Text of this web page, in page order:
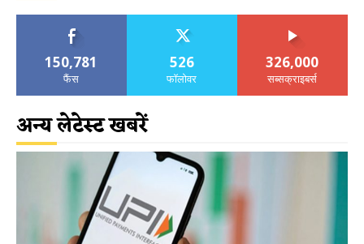
150,781
फैंस
526
फॉलोवर
326,000
सब्सक्राइबर्स
अन्य लेटेस्ट खबरें